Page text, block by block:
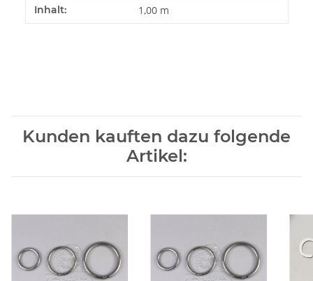
Produkteigenschaft
Wert
Inhalt: 1,00 m
Kunden kauften dazu folgende
Artikel: